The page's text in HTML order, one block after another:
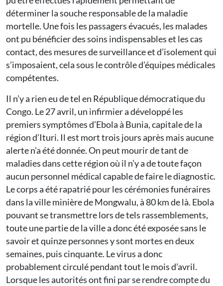
déterminer la souche responsable de la maladie
mortelle. Une fois les passagers évacués, les malades
ont pu bénéficier des soins indispensables et les cas
contact, des mesures de surveillance et d’isolement qui
s’imposaient, cela sous le contrôle d’équipes médicales
compétentes.
Il n’y a rien eu de tel en République démocratique du
Congo. Le 27 avril, un infirmier a développé les
premiers symptômes d’Ebola à Bunia, capitale de la
région d’Ituri. Il est mort trois jours après mais aucune
alerte n’a été donnée. On peut mourir de tant de
maladies dans cette région où il n’y a de toute façon
aucun personnel médical capable de faire le diagnostic.
Le corps a été rapatrié pour les cérémonies funéraires
dans la ville minière de Mongwalu, à 80 km de là. Ebola
pouvant se transmettre lors de tels rassemblements,
toute une partie de la ville a donc été exposée sans le
savoir et quinze personnes y sont mortes en deux
semaines, puis cinquante. Le virus a donc
probablement circulé pendant tout le mois d’avril.
Lorsque les autorités ont fini par se rendre compte du